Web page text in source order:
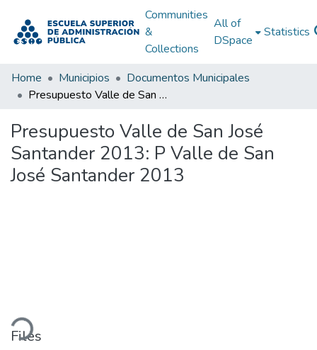
Communities
&
Collections
All of
DSpace
Statistics
Home Municipios
Documentos Municipales
Presupuesto Valle de San José Santander 2013: P Valle de San José Santander 2013
Presupuesto Valle de San José
Santander 2013: P Valle de San
José Santander 2013
Files